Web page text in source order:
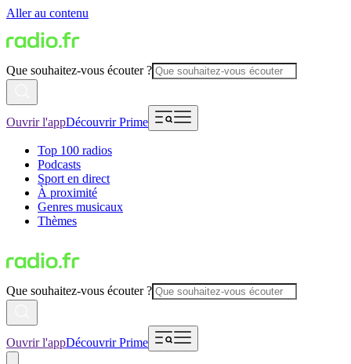
Aller au contenu
Que souhaitez-vous écouter ?
Ouvrir l'appDécouvrir Prime
Top 100 radios
Podcasts
Sport en direct
À proximité
Genres musicaux
Thèmes
Que souhaitez-vous écouter ?
Ouvrir l'appDécouvrir Prime